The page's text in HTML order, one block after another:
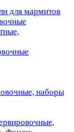
для мармитов
наборы